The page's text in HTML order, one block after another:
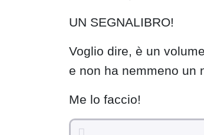
UN SEGNALIBRO!
Voglio dire, è un
e non ha nemmeno un
Me lo faccio!